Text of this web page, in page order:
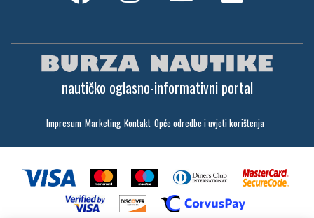
nautičko oglasno-informativni portal
Impresum Marketing Kontakt Opće odredbe i uvjeti korištenja